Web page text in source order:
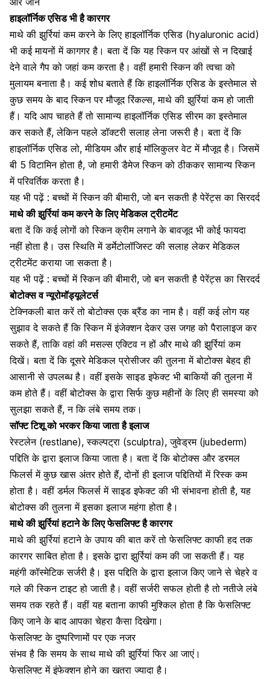
हाइलॉर्निक एसिड भी है कारगर
माथे की झुर्रियां कम करने के लिए हाइलॉर्निक एसिड (hyaluronic acid)
भी कई मायनों में कागगर है। बता दें कि यहस्किन पर आंखों से न दिखाई
देने वाले गैप को जहां कम करता है। वहीं हमारी स्किन की त्वचा को
मुलायम बनाता है। कई शोध बताते हैं कि हाइलॉर्निक एसिड के इस्तेमाल से
कुछ समय के बाद स्किन पर मौजूद रिंकल्स, माथे की झुर्रियां कम हो जाती
हैं। यदि आप चाहते हैं तो सामान्य हाइलॉर्निक एसिड सीरम का इस्तेमाल
कर सकते हैं, लेकिन पहले डॉक्टरी सलाह लेना जरूरी है। बता दें कि
हाइलॉर्निक एसिड लो, मीडियम और हाई मॉलिकुलर वेट में मौजूद है। जिसमें
बी 5 विटामिन होता है, जो हमारी डैमेज स्किन को ठीककर सामान्य स्किन
में परिवर्तिक करता है।
यह भी पढ़ें : बच्चों में स्किन की बीमारी, जो बन सकती है पेरेंट्स का सिरदर्द
माथे की झुर्रियां कम करने के लिए मेडिकल ट्रीटमेंट
बता दें कि कई लोगों को स्किन क्रीम लगाने के बावजूद भी कोई फायदा
नहीं होता है। उस स्थिति में डर्मेटोलॉजिस्ट की सलाह लेकर मेडिकल
ट्रीटमेंट कराया जा सकता है।
यह भी पढ़ें : बच्चों में स्किन की बीमारी, जो बन सकती है पेरेंट्स का सिरदर्द
बोटोक्स व न्यूरोमॉड्यूलेटर्स
टेक्निकली बात करें तो बोटोक्स एक ब्रैंड का नाम है। वहीं कई लोग यह
सुझाव दे सकते हैं कि स्किन में इंजेक्शन देकर उस जगह को पैरालाइज कर
सकते हैं, ताकि वहां की मसल्स एक्टिव न हों और माथे की झुर्रियां कम
दिखें। बता दें कि दूसरे मेडिकल प्रोसीजर की तुलना में बोटोक्स बेहद ही
आसानी से उपलब्ध है। वहीं इसके साइड इफेक्ट भी बाकियों की तुलना में
कम होते हैं। वहीं बोटोक्स के द्वारा सिर्फ कुछ महीनों के लिए ही समस्या को
सुलझा सकते हैं, न कि लंबे समय तक।
सॉफ्ट टिशू को भरकर किया जाता है इलाज
रेस्टलेन (restlane), स्कल्पट्रा (sculptra), जुवेड्रम (jubederm)
पद्दिति के द्वारा इलाज किया जाता है। बता दें कि बोटोक्स और डरमल
फिलर्स में कुछ खास अंतर होते हैं, दोनों ही इलाज पद्दितियों में रिस्क कम
होता है। वहीं डर्मल फिलर्स में साइड इफेक्ट की भी संभावना होती है, यह
बोटोक्स की तुलना में इसका इलाज महंगा होता है।
माथे की झुर्रियां हटाने के लिए फेसलिफ्ट है कारगर
माथे की झुर्रियां हटाने के उपाय की बात करें तो फेसलिफ्ट काफी हद तक
कारगर साबित होता है। इसके द्वारा झुर्रियां कम की जा सकती हैं। यह
महंगीकॉस्मेटिक सर्जरी है। इस पद्दिति के द्वारा इलाज किए जाने से चेहरे व
गले की स्किन टाइट हो जाती है। वहींसर्जरी सफल होती है तो नतीजे लंबे
समय तक रहते हैं। वहीं यह बताना काफी मुश्किल होता है कि फेसलिफ्ट
किए जाने के बाद आपका चेहरा कैसा दिखेगा।
फेसलिफ्ट के दुष्परिणामों पर एक नजर
संभव है कि समय के साथ माथे की झुर्रियां फिर आ जाएं।
फेसलिफ्ट मेंइंफेक्शनहोने का खतरा ज्यादा है।